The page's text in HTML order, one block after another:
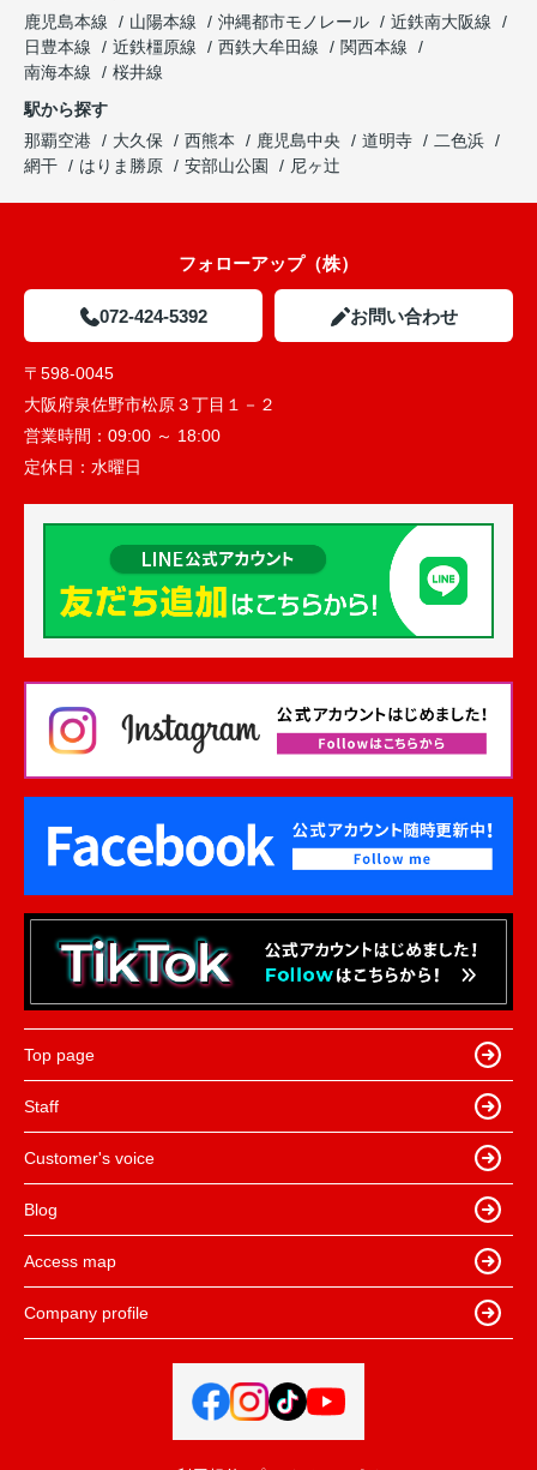
鹿児島本線
山陽本線 沖縄都市モノレール
近鉄南大阪線
日豊本線
近鉄橿原線 西鉄大牟田線
関西本線
南海本線
桜井線
駅から探す
那覇空港
大久保 西熊本 鹿児島中央 道明寺
二色浜
網干
はりま勝原 安部山公園 尼ヶ辻
フォローアップ（株）
072-424-5392 お問い合わせ
〒598-0045
大阪府泉佐野市松原３丁目１－２
営業時間： 09:00 ～ 18:00
定休日： 水曜日
Top page
Staff
Customer's voice
Blog
Access map
Company profile